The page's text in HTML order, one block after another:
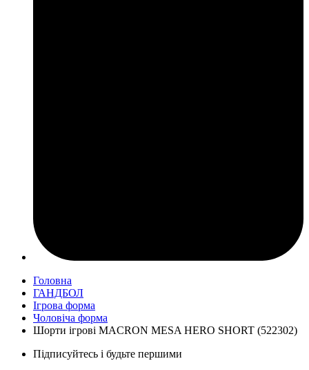
Головна
ГАНДБОЛ
Ігрова форма
Чоловіча форма
Шорти ігрові MACRON MESA HERO SHORT (522302)
Підписуйтесь і будьте першими